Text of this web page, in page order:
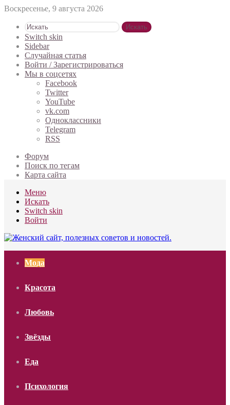
Воскресенье, 9 августа 2026
Искать
Switch skin
Sidebar
Случайная статья
Войти / Зарегистрироваться
Мы в соцсетях
Facebook
Twitter
YouTube
vk.com
Одноклассники
Telegram
RSS
Форум
Поиск по тегам
Карта сайта
Меню
Искать
Switch skin
Войти
Мода
Красота
Любовь
Звёзды
Еда
Психология